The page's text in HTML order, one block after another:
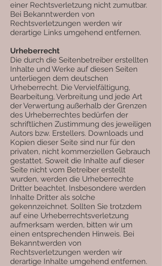
einer Rechtsverletzung nicht zumutbar.
Bei Bekanntwerden von
Rechtsverletzungen werden wir
derartige Links umgehend entfernen.
Urheberrecht
Die durch die Seitenbetreiber erstellten
Inhalte und Werke auf diesen Seiten
unterliegen dem deutschen
Urheberrecht. Die Vervielfältigung,
Bearbeitung, Verbreitung und jede Art
der Verwertung außerhalb der Grenzen
des Urheberrechtes bedürfen der
schriftlichen Zustimmung des jeweiligen
Autors bzw. Erstellers. Downloads und
Kopien dieser Seite sind nur für den
privaten, nicht kommerziellen Gebrauch
gestattet. Soweit die Inhalte auf dieser
Seite nicht vom Betreiber erstellt
wurden, werden die Urheberrechte
Dritter beachtet. Insbesondere werden
Inhalte Dritter als solche
gekennzeichnet. Sollten Sie trotzdem
auf eine Urheberrechtsverletzung
aufmerksam werden, bitten wir um
einen entsprechenden Hinweis. Bei
Bekanntwerden von
Rechtsverletzungen werden wir
derartige Inhalte umgehend entfernen.